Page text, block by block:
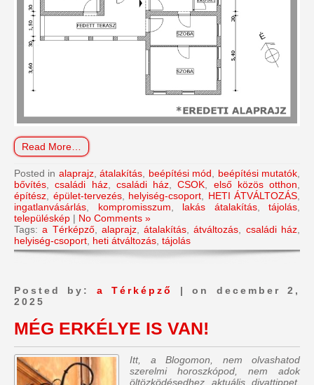
Read More…
Posted in alaprajz,átalakítás, beépítési mód, beépítési mutatók,
bővítés,családi ház, családi ház,CSOK, első közös otthon,
építész, épület-tervezés, helyiség-csoport, HETI ÁTVÁLTOZÁS,
ingatlanvásárlás, kompromisszum, lakás átalakítás, tájolás,
településkép | No Comments »
Tags:a Térképző, alaprajz,átalakítás,átváltozás, családi ház,
helyiség-csoport, heti átváltozás, tájolás
Posted by: a Térképző
| on december 2,
2025
MÉG ERKÉLYE IS VAN!
Itt, a Blogomon, nem olvashatod
szerelmi horoszkópod, nem adok
öltözködésedhez aktuális divattippet,